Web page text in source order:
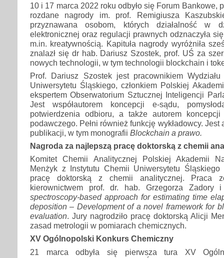
10 i 17 marca 2022 roku odbyło się Forum Bankowe,
rozdane nagrody im. prof. Remigiusza
przyznawana osobom, których działalność w
elektronicznej oraz regulacji prawnych odznaczyła
m.in. kreatywnością. Kapituła nagrody wyróżniła
znalazł się dr hab. Dariusz Szostek, prof. UŚ za
nowych technologii, w tym technologii blockchain i
Prof. Dariusz Szostek jest pracownikiem
Uniwersytetu Śląskiego, członkiem Polskiej
ekspertem Obserwatorium Sztucznej Inteligencji
Jest współautorem koncepcji e-sądu,
potwierdzenia odbioru, a także autorem koncepcji
podawczego. Pełni również funkcję wykładowcy.
publikacji, w tym monografii Blockchain a prawo.
Nagroda za najlepszą pracę doktorską z chemii
Komitet Chemii Analitycznej Polskiej Akademii
Menżyk z Instytutu Chemii Uniwersytetu
pracę doktorską z chemii analitycznej. Praca
kierownictwem prof. dr. hab. Grzegorza
spectroscopy-based approach for estimating time
deposition – Development of a novel framework for
evaluation. Jury nagrodziło pracę doktorską Alicji
zasad metrologii w pomiarach chemicznych.
XV Ogólnopolski Konkurs Chemiczny
21 marca odbyła się pierwsza tura XV